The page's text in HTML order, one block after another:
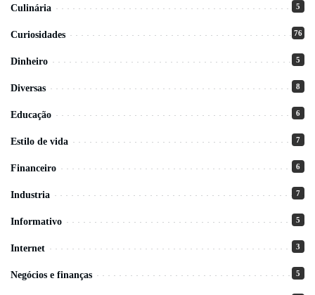
Culinária 5
Curiosidades 76
Dinheiro 5
Diversas 8
Educação 6
Estilo de vida 7
Financeiro 6
Industria 7
Informativo 5
Internet 3
Negócios e finanças 5